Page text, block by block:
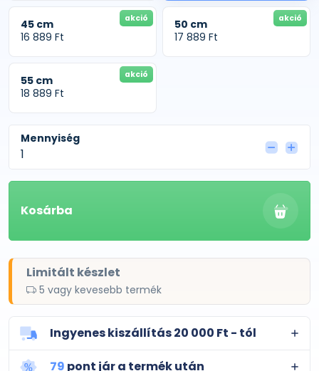
akció
45 cm
16 889 Ft
akció
50 cm
17 889 Ft
akció
55 cm
18 889 Ft
Mennyiség
Kosárba
Limitált készlet
5 vagy kevesebb termék
Ingyenes kiszállítás 20 000 Ft - tól
79 pont jár a termék után